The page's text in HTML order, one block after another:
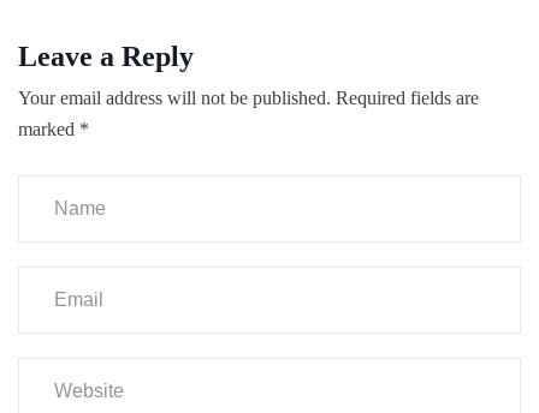
Leave a Reply
Your email address will not be published. Required fields are
marked *